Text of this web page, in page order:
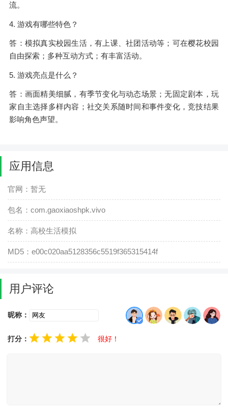
流。
4. 游戏有哪些特色？
答：模拟真实校园生活，有上课、社团活动等；可在樱花校园
自由探索；多种互动方式；有丰富活动。
5. 游戏亮点是什么？
答：画面精美细腻，有季节变化与动态场景；无固定剧本，玩
家自主选择多样内容；社交关系随时间和事件变化，竞技结果
影响角色声望。
应用信息
官网：暂无
包名：com.gaoxiaoshpk.vivo
名称：高校生活模拟
MD5：e00c020aa5128356c5519f365315414f
用户评论
昵称：
打分： 很好！